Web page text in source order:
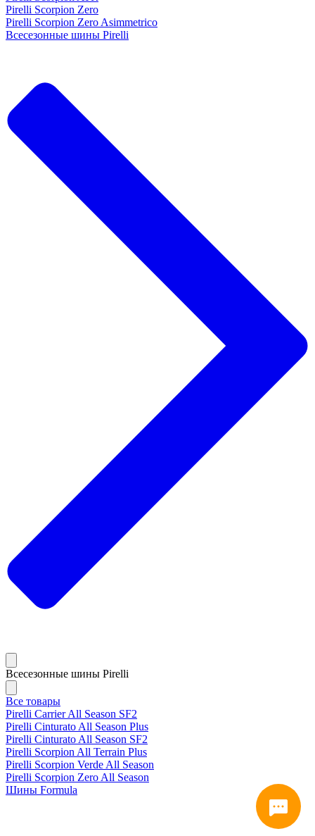
Pirelli Scorpion Zero
Pirelli Scorpion Zero Asimmetrico
Всесезонные шины Pirelli
Всесезонные шины Pirelli
Все товары
Pirelli Carrier All Season SF2
Pirelli Cinturato All Season Plus
Pirelli Cinturato All Season SF2
Pirelli Scorpion All Terrain Plus
Pirelli Scorpion Verde All Season
Pirelli Scorpion Zero All Season
Шины Formula